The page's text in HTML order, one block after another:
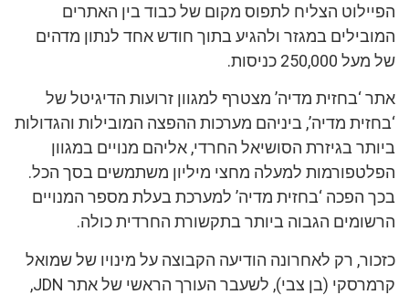
הפיילוט הצליח לתפוס מקום של כבוד בין האתרים
המובילים במגזר ולהגיע בתוך חודש אחד לנתון מדהים
של מעל 250,000 כניסות.
אתר ‘בחזית מדיה’ מצטרף למגוון זרועות הדיגיטל של
‘בחזית מדיה’, ביניהם מערכות ההפצה המובילות והגדולות
ביותר בגיזרת הסושיאל החרדי, אליהם מנויים במגוון
הפלטפורמות למעלה מחצי מיליון משתמשים בסך הכל.
בכך הפכה ‘בחזית מדיה’ למערכת בעלת מספר המנויים
הרשומים הגבוה ביותר בתקשורת החרדית כולה.
כזכור, רק לאחרונה הודיעה הקבוצה על מינויו של שמואל
קרמרסקי (בן צבי), לשעבר העורך הראשי של אתר JDN,